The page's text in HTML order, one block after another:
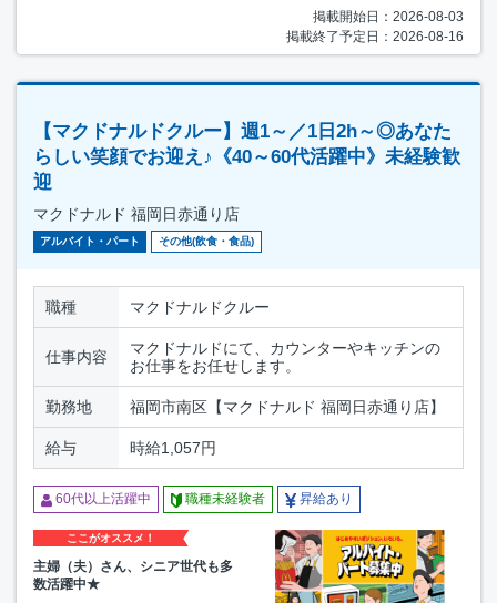
掲載開始日：2026-08-03
掲載終了予定日：2026-08-16
【マクドナルドクルー】週1～／1日2h～◎あなた
らしい笑顔でお迎え♪《40～60代活躍中》未経験歓
迎
マクドナルド 福岡日赤通り店
アルバイト・パート その他(飲食・食品)
職種 マクドナルドクルー
仕事内容
マクドナルドにて、カウンターやキッチンの
お仕事をお任せします。
勤務地 福岡市南区【マクドナルド 福岡日赤通り店】
給与 時給1,057円
60代以上活躍中 職種未経験者 昇給あり
ここがオススメ！
主婦（夫）さん、シニア世代も多
数活躍中★